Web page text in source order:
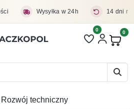
Wysyłka w 24h 14 dni
Liczba pozycji
0 0
techniczny